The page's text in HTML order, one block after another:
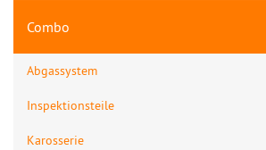
Combo
Abgassystem
Inspektionsteile
Karosserie